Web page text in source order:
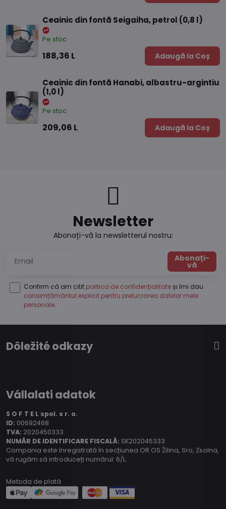
Ceainic din fontă Seigaiha, petrol (0,8 l)
Pe stoc
188,36 L Adaugă la Coș
Ceainic din fontă Hanabi, albastru-argintiu
(1,0 l)
Pe stoc
209,06 L Adaugă la Coș
Newsletter
Abonați-vă la newsletterul nostru:
Abonați-
vă
Confirm că am citit politica de confidențialitate și îmi dau
consimțământul explicit pentru prelucrarea datelor mele
personale.
Dôležité odkazy
Vállalati adatok
S O F T E L spol. s r. o.
ID: 00692468
TVA: 2020450333
NUMĂR DE IDENTIFICARE FISCALĂ: SK202045333
Compania este înregistrată în secțiunea OR OS Žilina, Sro, Zsolna,
vă rugăm să introduceți numărul: 6/L.
Metoda de plată